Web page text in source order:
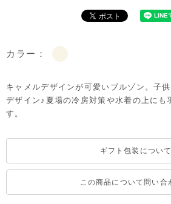
カラー：
キャメルデザインが可愛いブルゾン。子
デザイン♪夏場の冷房対策や水着の上にも
す。
ギフト包装について
この商品について問い合